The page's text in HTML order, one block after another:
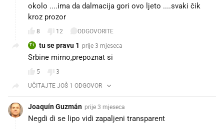
okolo ....ima da dalmacija gori ovo ljeto ....svaki čik
kroz prozor
8 12 ODGOVORITE
T1 tu se pravu 1 prije 3 mjeseca
Srbine mirno,prepoznat si
5
3
UČITAJTE JOŠ 1 ODGOVOR
Joaquín Guzmán prije 3 mjeseca
Negdi di se lipo vidi zapaljeni transparent 🤣🤣🤣🤣